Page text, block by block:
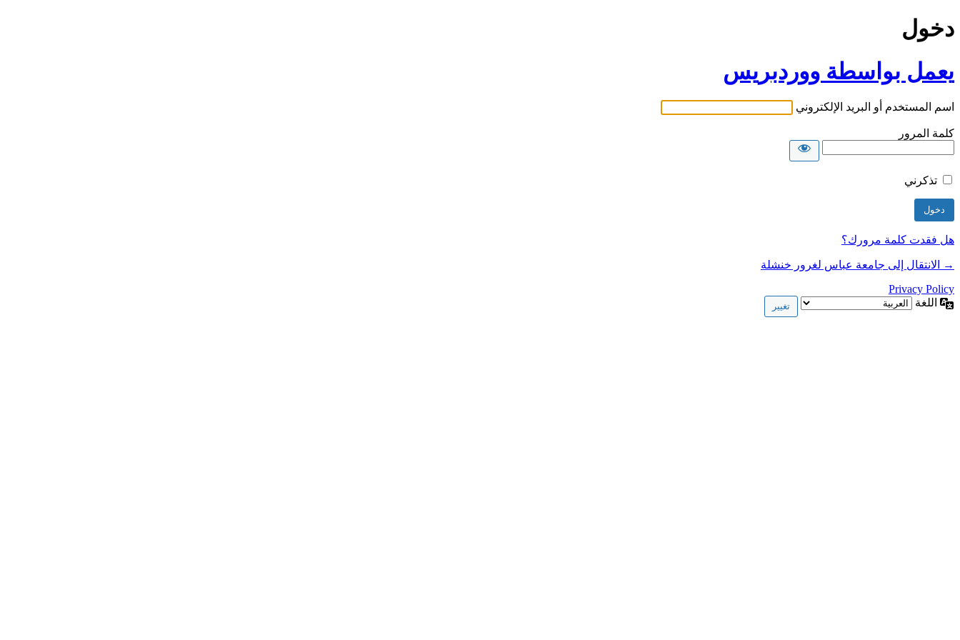
دخول
يعمل بواسطة ووردبريس
اسم المستخدم أو البريد الإلكتروني
كلمة المرور
تذكرني
هل فقدت كلمة مرورك؟
→ الانتقال إلى جامعة عباس لغرور خنشلة
Privacy Policy
اللغة